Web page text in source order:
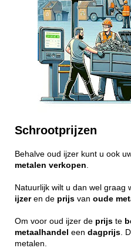
Schrootprijzen
Behalve oud ijzer kunt u ook
metalen verkopen.
Natuurlijk wilt u dan wel graag
ijzeren de prijs van oude
Om voor oud ijzer de prijs te
metaalhandel een dagprijs.
metalen.